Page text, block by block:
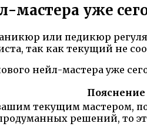
мастера уже
или педикюр
так как текущий не
нейл-мастера уже
Пояснение
текущим мастером,
решений, то